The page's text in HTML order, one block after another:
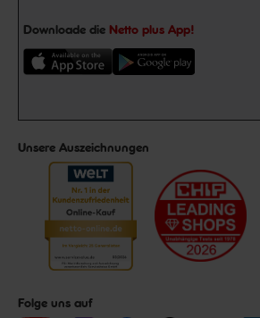
Downloade die Netto plus App!
Unsere Auszeichnungen
Folge uns auf